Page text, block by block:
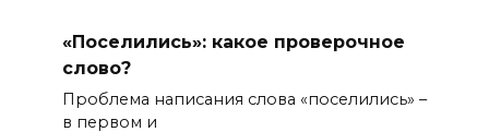
«Поселились»: какое проверочное
слово?
Проблема написания слова «поселились» –
в первом и